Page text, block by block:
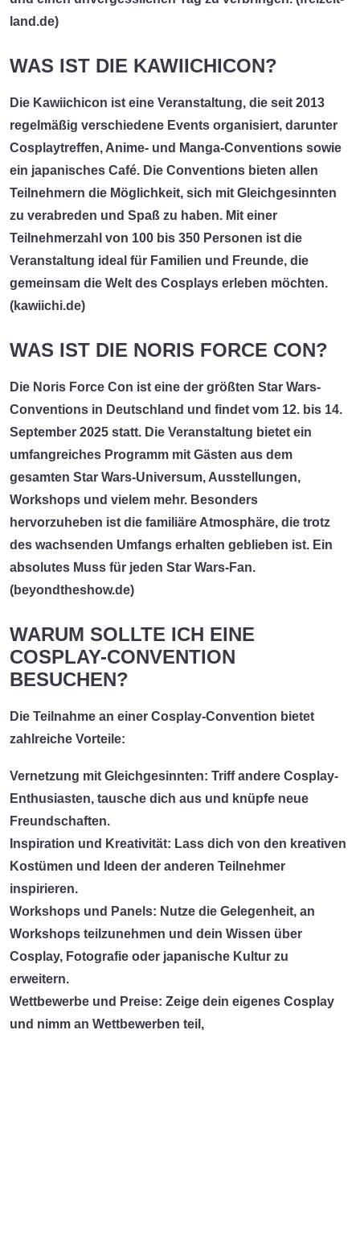
land.de)
WAS IST DIE KAWIICHICON?
Die Kawiichicon ist eine Veranstaltung, die seit 2013
regelmäßig verschiedene Events organisiert, darunter
Cosplaytreffen, Anime- und Manga-Conventions sowie
ein japanisches Café. Die Conventions bieten allen
Teilnehmern die Möglichkeit, sich mit Gleichgesinnten
zu verabreden und Spaß zu haben. Mit einer
Teilnehmerzahl von 100 bis 350 Personen ist die
Veranstaltung ideal für Familien und Freunde, die
gemeinsam die Welt des Cosplays erleben möchten.
(kawiichi.de)
WAS IST DIE NORIS FORCE CON?
Die Noris Force Con ist eine der größten Star Wars-
Conventions in Deutschland und findet vom 12. bis 14.
September 2025 statt. Die Veranstaltung bietet ein
umfangreiches Programm mit Gästen aus dem
gesamten Star Wars-Universum, Ausstellungen,
Workshops und vielem mehr. Besonders
hervorzuheben ist die familiäre Atmosphäre, die trotz
des wachsenden Umfangs erhalten geblieben ist. Ein
absolutes Muss für jeden Star Wars-Fan.
(beyondtheshow.de)
WARUM SOLLTE ICH EINE
COSPLAY-CONVENTION
BESUCHEN?
Die Teilnahme an einer Cosplay-Convention bietet
zahlreiche Vorteile:
Vernetzung mit Gleichgesinnten: Triff andere Cosplay-
Enthusiasten, tausche dich aus und knüpfe neue
Freundschaften.
Inspiration und Kreativität: Lass dich von den kreativen
Kostümen und Ideen der anderen Teilnehmer
inspirieren.
Workshops und Panels: Nutze die Gelegenheit, an
Workshops teilzunehmen und dein Wissen über
Cosplay, Fotografie oder japanische Kultur zu
erweitern.
Wettbewerbe und Preise: Zeige dein eigenes Cosplay
und nimm an Wettbewerben teil,